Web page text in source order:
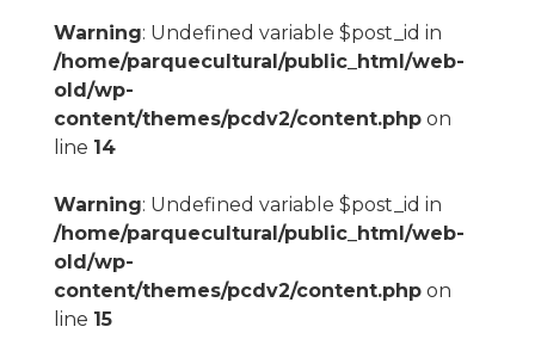
Warning: Undefined variable $post_id in
/home/parquecultural/public_html/web-
old/wp-
content/themes/pcdv2/content.phpon
line 14
Warning: Undefined variable $post_id in
/home/parquecultural/public_html/web-
old/wp-
content/themes/pcdv2/content.phpon
line 15